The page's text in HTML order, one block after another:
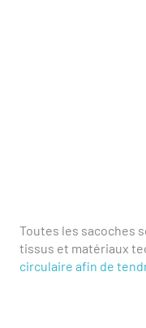
Toutes les sacoches
tissus et matériaux
circulaire afin de